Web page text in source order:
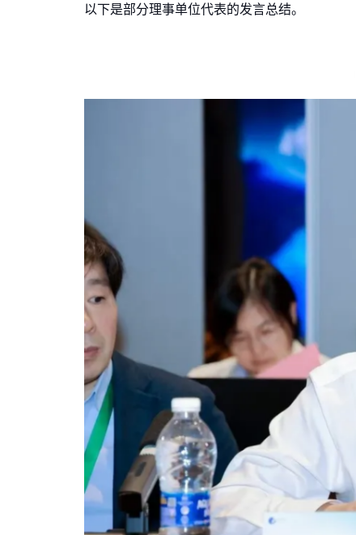
以下是部分理事单位代表的发言总结。